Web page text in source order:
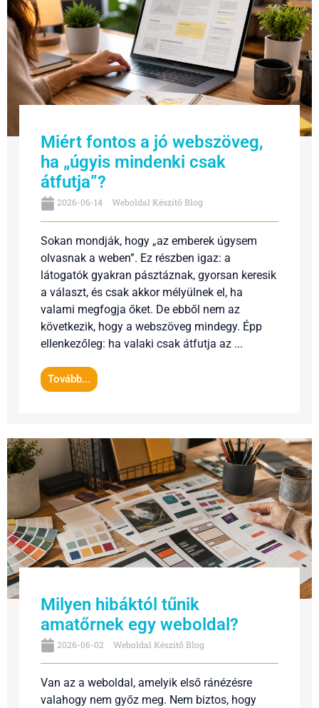
Miért fontos a jó webszöveg,
ha „úgyis mindenki csak
átfutja”?
2026-06-14 Weboldal Készítő Blog
Sokan mondják, hogy „az emberek úgysem
olvasnak a weben”. Ez részben igaz: a
látogatók gyakran pásztáznak, gyorsan keresik
a választ, és csak akkor mélyülnek el, ha
valami megfogja őket. De ebből nem az
következik, hogy a webszöveg mindegy. Épp
ellenkezőleg: ha valaki csak átfutja az ...
Tovább...
Milyen hibáktól tűnik
amatőrnek egy weboldal?
2026-06-02 Weboldal Készítő Blog
Van az a weboldal, amelyik első ránézésre
valahogy nem győz meg. Nem biztos, hogy